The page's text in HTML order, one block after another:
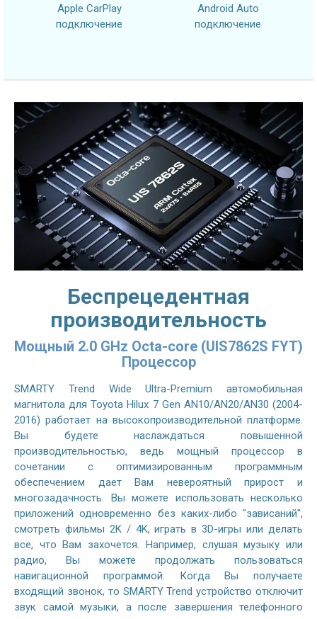
Apple CarPlay
подключение
Android Auto
подключение
Беспрецедентная
производительность
Мощный 2.0 GHz Octa-core (UIS7862S FYT)
Процессор
SMARTY Trend Wide Ultra-Premium автомобильная
магнитола для Toyota Hilux 7 Gen AN10/AN20/AN30 (2004-
2016) работает на высокопроизводительной платформе.
Вы будете наслаждаться повышенной
производительностью, ведь мощный процессор в
сочетании с оптимизированным программным
обеспечением дает Вам невероятный прирост и
многозадачность. Вы можете использовать несколько
приложений одновременно без каких-либо "зависаний",
смотреть фильмы 2K / 4K, играть в 3D-игры или делать
все, что Вам захочется. Например, слушая музыку или
радио, Вы можете продолжать пользоваться
навигационной программой. Когда Вы получаете
входящий звонок, то SMARTY Trend устройство отключит
звук самой музыки, а после завершения телефонного